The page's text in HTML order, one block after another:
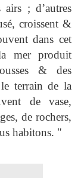
; d’autres
croissent &
dans cet
mer produit
& des
terrain de la
de vase,
de rochers,
habitons. "